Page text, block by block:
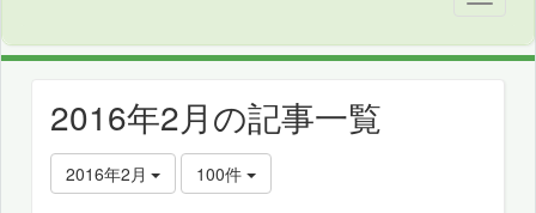
2016年2月の記事一覧
2016年2月 100件